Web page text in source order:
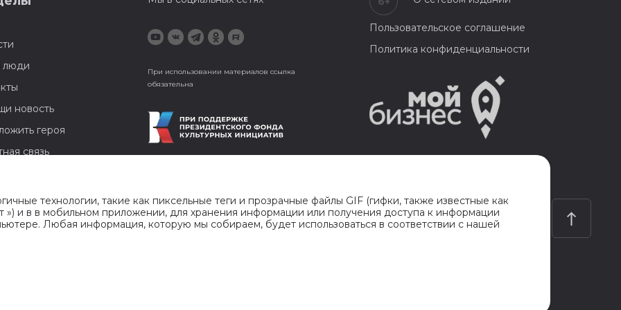
люди
новость
героя
связь
округ
При использовании материалов ссылка
обязательна
Пользовательское соглашение
Политика конфиденциальности
технологии, такие как пиксельные теги и прозрачные файлы GIF (гифки, также известные как
») и в в мобильном приложении, для хранения информации или получения доступа к информации
Любая информация, которую мы собираем, будет использоваться в соответствии с нашей